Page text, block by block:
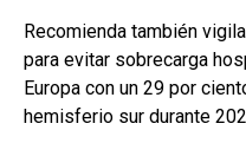
Recomienda también
para evitar sobrecarga
Europa con un 29 por
hemisferio sur durante